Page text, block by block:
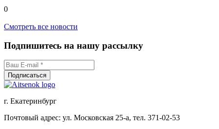
0
Смотреть все новости
Подпишитесь на нашу рассылку
г. Екатеринбург
Почтовый адрес: ул. Московская 25-а, тел. 371-02-53